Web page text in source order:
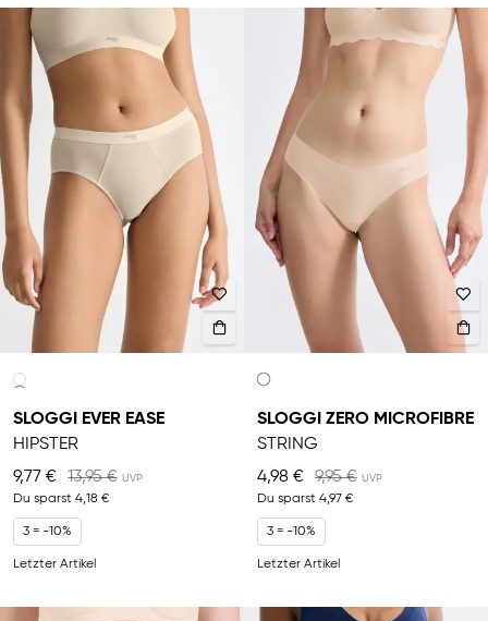
SLOGGI EVER EASE
HIPSTER
9,77 €
13,95 €
Du sparst 4,18 €
3 = -10%
Letzter Artikel
SLOGGI ZERO MICROFIBRE
STRING
4,98 €
9,95 €
Du sparst 4,97 €
3 = -10%
Letzter Artikel